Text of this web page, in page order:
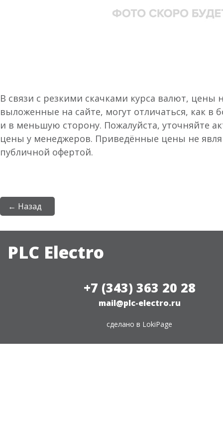
В связи с резкими скачками курса валют, цены
выложенные на сайте, могут отличаться, как в
и в меньшую сторону. Пожалуйста, уточняйте
цены у менеджеров. Приведённые цены не
публичной офертой.
← Назад
PLC Electro
+7 (343) 363 20 28
mail@plc-electro.ru
сделано в LokiPage